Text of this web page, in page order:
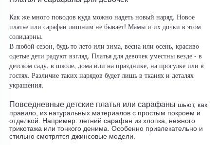
Как же много поводов куда можно надеть новый наряд. Новое
платье или сарафан лишним не бывает! Мамы и их дочки в этом
солидарны.
В любой сезон, будь то лето или зима, весна или осень, красиво
одетые дети радуют взгляд. Платья для девочек уместны везде - в
детском саду, в школе, дома или на празднике, на прогулке или в
гостях. Различие таких нарядов будет лишь в тканях и деталях
украшения.
Повседневные детские платья или сарафаны шьют, как
правило, из натуральных материалов с простым покроем и
отделкой. Например: летний сарафан из хлопка, нежного
трикотажа или тонкого денима. Особенно привлекательно и
стильно смотрятся джинсовые модели.